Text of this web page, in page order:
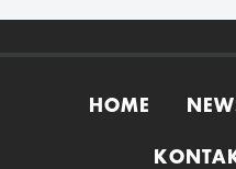
HOME